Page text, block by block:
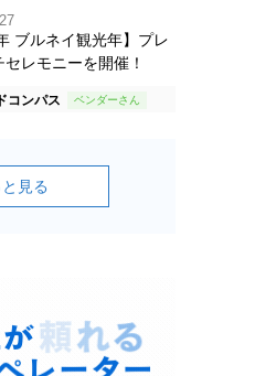
ブルネイ観光年】プレ
セレモニーを開催！
コンパス
見る